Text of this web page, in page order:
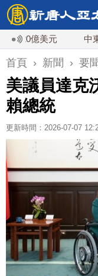
億美元 中東局勢
首頁 › 新聞 › 要
美議員達克
賴總統
更新時間：2026-07-07